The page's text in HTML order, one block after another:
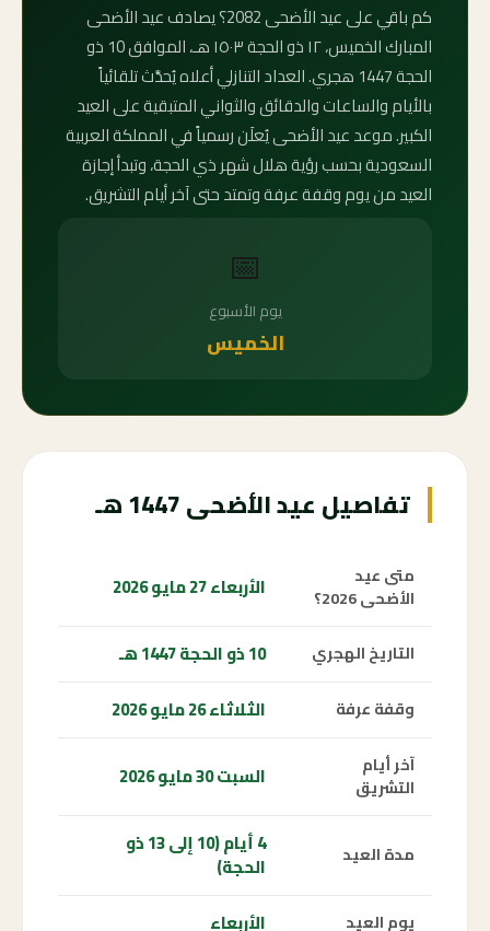
كم باقي على عيد الأضحى 2082؟ يصادف عيد الأضحى
المبارك الخميس، ١٢ ذو الحجة ١٥٠٣ هـ، الموافق 10 ذو
الحجة 1447 هجري. العداد التنازلي أعلاه يُحدَّث تلقائياً
بالأيام والساعات والدقائق والثواني المتبقية على العيد
الكبير. موعد عيد الأضحى يُعلَن رسمياً في المملكة العربية
السعودية بحسب رؤية هلال شهر ذي الحجة، وتبدأ إجازة
العيد من يوم وقفة عرفة وتمتد حتى آخر أيام التشريق.
📅
يوم الأسبوع
الخميس
تفاصيل عيد الأضحى 1447 هـ
متى عيد
الأضحى 2026؟
الأربعاء 27 مايو 2026
التاريخ الهجري 10 ذو الحجة 1447 هـ
وقفة عرفة الثلاثاء 26 مايو 2026
آخر أيام
التشريق
السبت 30 مايو 2026
مدة العيد 4 أيام (10 إلى 13 ذو
الحجة)
يوم العيد الأربعاء